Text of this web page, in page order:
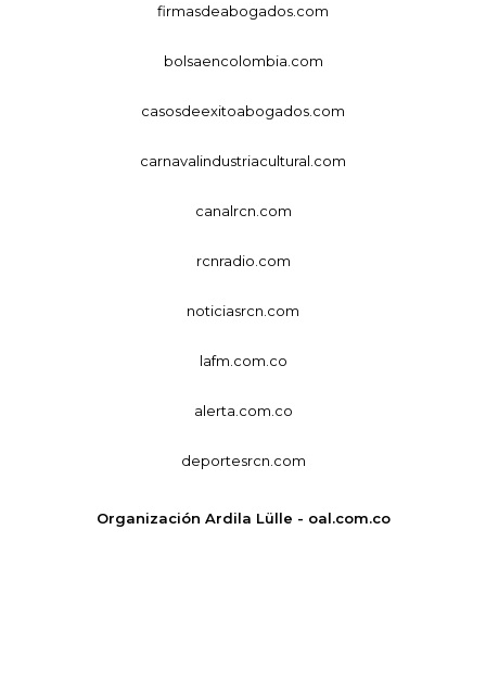
firmasdeabogados.com
bolsaencolombia.com
casosdeexitoabogados.com
carnavalindustriacultural.com
canalrcn.com
rcnradio.com
noticiasrcn.com
lafm.com.co
alerta.com.co
deportesrcn.com
Organización Ardila Lülle - oal.com.co